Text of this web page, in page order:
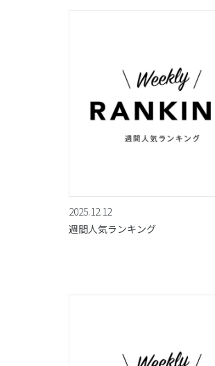
2025.12.12
週間人気ランキング